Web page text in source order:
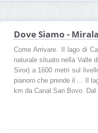
Dove Siamo -
Come Arrivare. Il lago di
naturale situato nella Valle
Siror) a 1600 metri sul
pianoro che prende il ... Il
km da Canal San Bovo. Dal